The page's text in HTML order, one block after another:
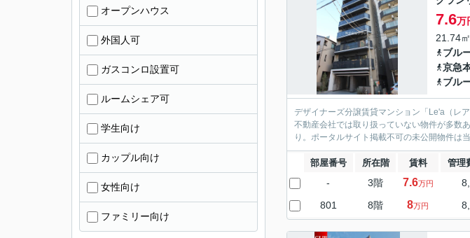
7.6万
21.74
ブル
京急
ブル
デザイナーズ分譲賃貸マンション「Le'a（レ
不動産会社では取り扱っていない物件が多数
り。ポータルサイト掲載不可の未公開物件は
部屋番号 所在階 賃料 管理
- 3階 7.6万円
801 8階 8万円
オープンハウス
外国人可
ガスコンロ設置可
ルームシェア可
学生向け
カップル向け
女性向け
ファミリー向け